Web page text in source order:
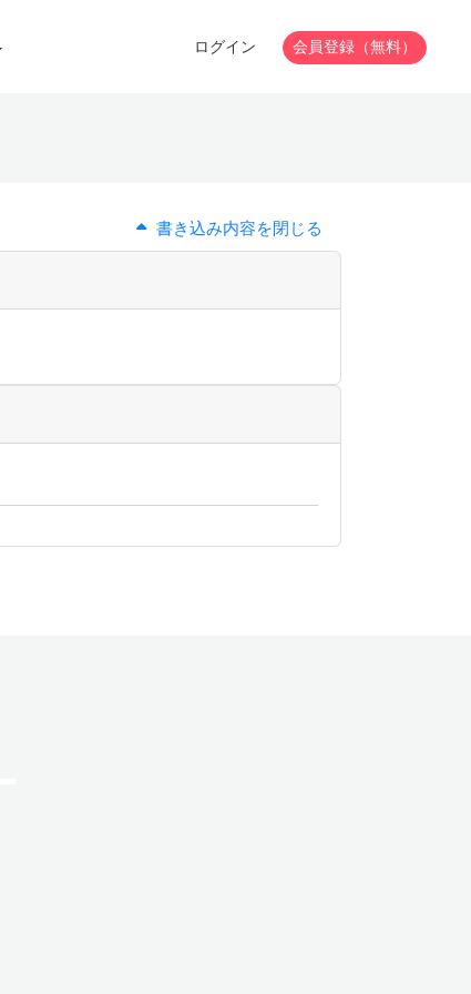
ログイン 会員登録（無料）
書き込み内容を閉じる